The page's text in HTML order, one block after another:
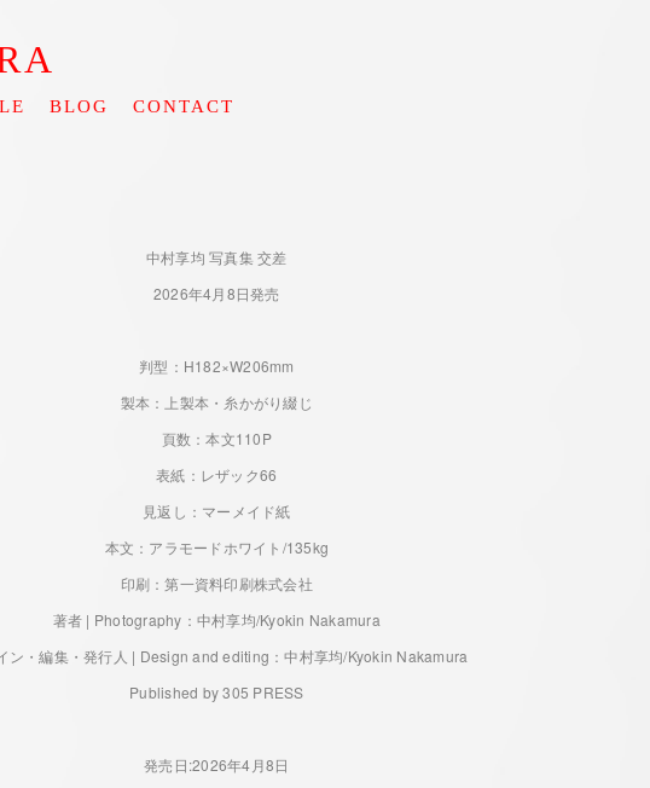
BLOG CONTACT
中村享均 写真集 交差
2026年4月8日発売
判型：H182×W206mm
製本：上製本・糸かがり綴じ
頁数：本文110P
表紙：レザック66
見返し：マーメイド紙
本文：アラモードホワイト/135kg
印刷：第一資料印刷株式会社
著者 | Photography：中村享均/Kyokin Nakamura
ン・編集・発行人 | Design and editing：中村享均/Kyokin Nakamura
Published by 305 PRESS
発売日:2026年4月8日